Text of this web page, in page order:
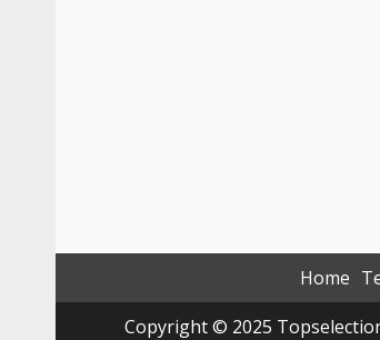
Home
Copyright © 2025